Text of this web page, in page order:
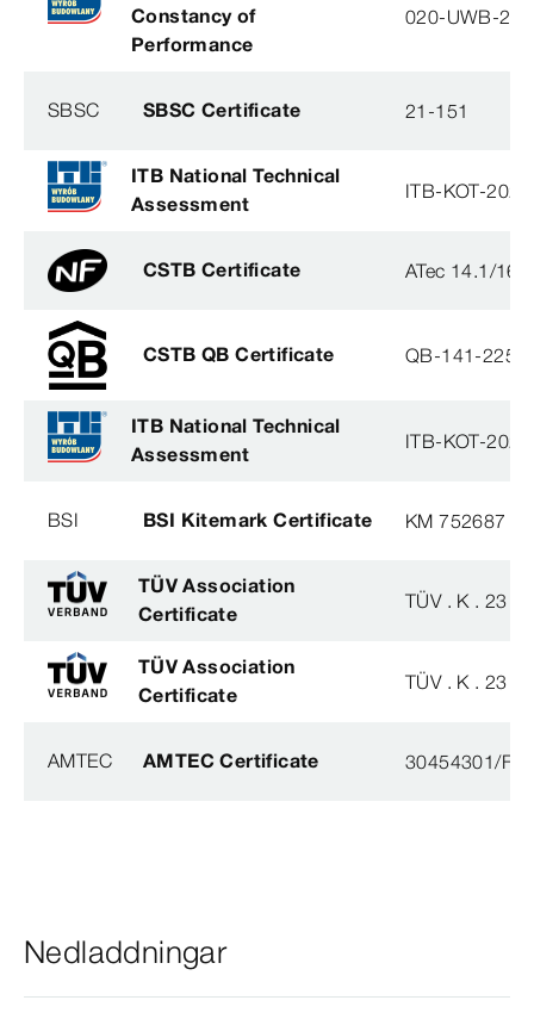
Constancy of
Performance
020-UWB-
SBSC SBSC Certificate 21-151
ITB National Technical
Assessment
ITB-KOT-
CSTB Certificate ATec 14.1/16-
CSTB QB Certificate QB-141-
ITB National Technical
Assessment
ITB-KOT-
BSI BSI Kitemark Certificate KM 752687
TÜV Association
Certificate
TÜV . K . 23 -
TÜV Association
Certificate
TÜV . K . 23 -
AMTEC AMTEC Certificate 30454301/
Nedladdningar